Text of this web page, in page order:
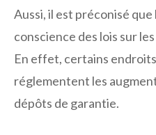
Aussi, il est préconisé
conscience des lois sur
En effet, certains
réglementent les
dépôts de garantie.